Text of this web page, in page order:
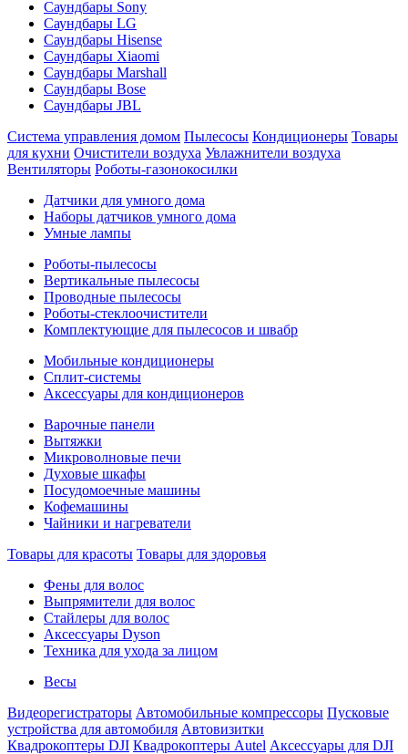
Саундбары Sony
Саундбары LG
Саундбары Hisense
Саундбары Xiaomi
Саундбары Marshall
Саундбары Bose
Саундбары JBL
Система управления домом Пылесосы Кондиционеры Товары
для кухни Очистители воздуха Увлажнители воздуха
Вентиляторы Роботы-газонокосилки
Датчики для умного дома
Наборы датчиков умного дома
Умные лампы
Роботы-пылесосы
Вертикальные пылесосы
Проводные пылесосы
Роботы-стеклоочистители
Комплектующие для пылесосов и швабр
Мобильные кондиционеры
Сплит-системы
Аксессуары для кондиционеров
Варочные панели
Вытяжки
Микроволновые печи
Духовые шкафы
Посудомоечные машины
Кофемашины
Чайники и нагреватели
Товары для красоты Товары для здоровья
Фены для волос
Выпрямители для волос
Стайлеры для волос
Аксессуары Dyson
Техника для ухода за лицом
Весы
Видеорегистраторы Автомобильные компрессоры Пусковые
устройства для автомобиля Автовизитки
Квадрокоптеры DJI Квадрокоптеры Autel Аксессуары для DJI